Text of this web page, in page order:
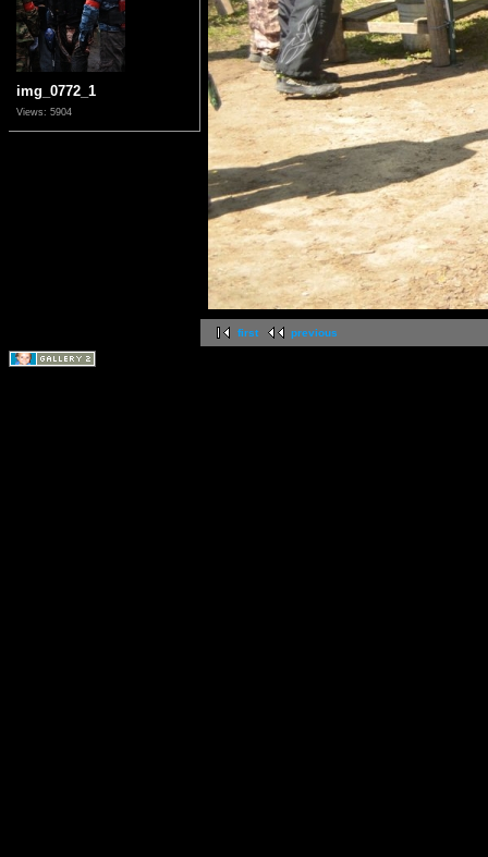
img_0772_1
Views: 5904
first previous